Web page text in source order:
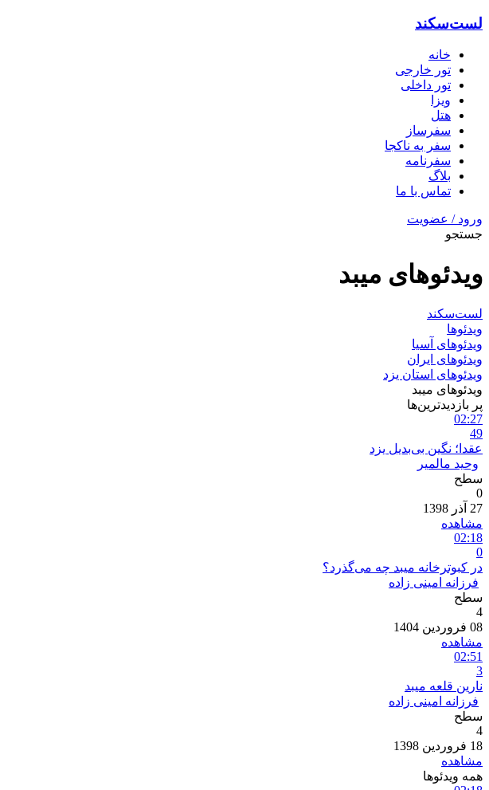
لست‌سکند
خانه
تور خارجی
تور داخلی
ویزا
هتل‌
سفرساز
سفر به ناکجا
سفرنامه
بلاگ
تماس با ما
ورود / عضویت
جستجو
ویدئو‌های میبد
لست‌سکند
ویدئوها
ویدئوهای آسیا
ویدئوهای ایران
ویدئوهای استان یزد
ویدئوهای میبد
پر بازدیدترین‌ها
02:27
49
عقدا؛ نگین بی‌بدیل یزد
وحید مالمیر
سطح
0
27 آذر 1398
مشاهده
02:18
0
در کبوترخانه میبد چه می‌گذرد؟
فرزانه امینی زاده
سطح
4
08 فروردین 1404
مشاهده
02:51
3
نارین قلعه میبد
فرزانه امینی زاده
سطح
4
18 فروردین 1398
مشاهده
همه ویدئو‌ها